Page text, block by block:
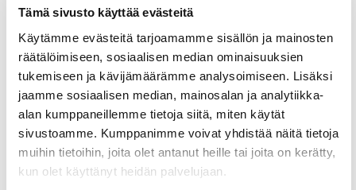
Tämä sivusto käyttää evästeitä
Käytämme evästeitä tarjoamamme sisällön ja mainosten
räätälöimiseen, sosiaalisen median ominaisuuksien
tukemiseen ja kävijämäärämme analysoimiseen. Lisäksi
jaamme sosiaalisen median, mainosalan ja analytiikka-
alan kumppaneillemme tietoja siitä, miten käytät
sivustoamme. Kumppanimme voivat yhdistää näitä tietoja
muihin tietoihin, joita olet antanut heille tai joita on kerätty,
kun olet käyttänyt heidän palvelujaan.
19.12.2023 UUTISET
GA Telesis: Monimuotoinen
työyhteisö kääntyy
kilpailuvaltiksi
Lentomoottoreita Helsinki-Vantaalla korjaava GA
Telesis toimii kansainvälisellä erikoisalalla, jossa eri
etnisistä taustoista tulevat työntekijät ovat